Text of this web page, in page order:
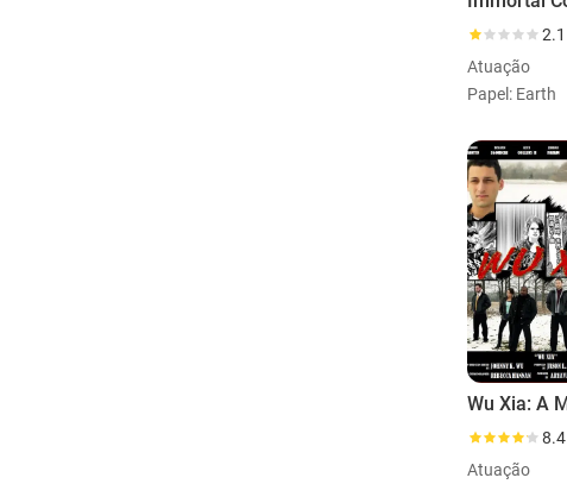
2.1
Atuação
Papel: Earth
8.4
Atuação